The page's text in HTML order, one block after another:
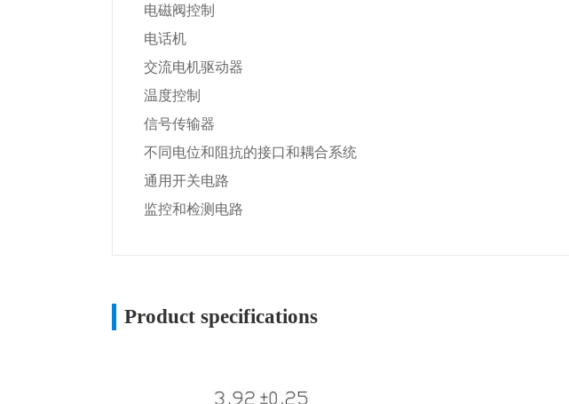
电磁阀控制
电话机
交流电机驱动器
温度控制
信号传输器
不同电位和阻抗的接口和耦合系统
通用开关电路
监控和检测电路
Product specifications